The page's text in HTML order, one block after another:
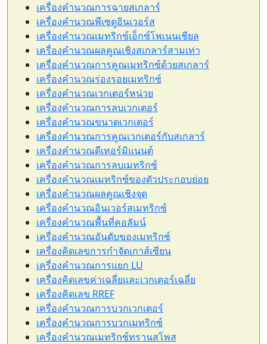
เครื่องคำนวณการฉายสเกลาร์
เครื่องคำนวณพีเซดูอินเวอร์ส
เครื่องคำนวณเมทริกซ์เอ็กซ์โพเนนเชียล
เครื่องคำนวณผลคูณเชิงสเกลาร์สามเท่า
เครื่องคำนวณการคูณเมทริกซ์ด้วยสเกลาร์
เครื่องคำนวณร่องรอยเมทริกซ์
เครื่องคำนวณเวกเตอร์หน่วย
เครื่องคำนวณการลบเวกเตอร์
เครื่องคำนวณขนาดเวกเตอร์
เครื่องคำนวณการคูณเวกเตอร์กับสเกลาร์
เครื่องคำนวณดีเทอร์มิแนนต์
เครื่องคำนวณการลบเมทริกซ์
เครื่องคำนวณเมทริกซ์ของตัวประกอบย่อย
เครื่องคำนวณผลคูณเชิงจุด
เครื่องคำนวณอินเวอร์สเมทริกซ์
เครื่องคำนวณพื้นที่คอลัมน์
เครื่องคำนวณอันดับของเมทริกซ์
เครื่องคิดเลขการกำจัดเกาส์เซียน
เครื่องคำนวณการแยก LU
เครื่องคิดเลขค่าเฉลี่ยและเวกเตอร์เฉลี่ย
เครื่องคิดเลข RREF
เครื่องคำนวณการบวกเวกเตอร์
เครื่องคำนวณการบวกเมทริกซ์
เครื่องคำนวณเมทริกซ์ทรานสโพส